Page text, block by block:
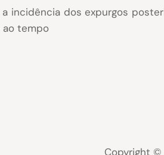
a incidência dos expurgos
ao tempo
Copyright ©